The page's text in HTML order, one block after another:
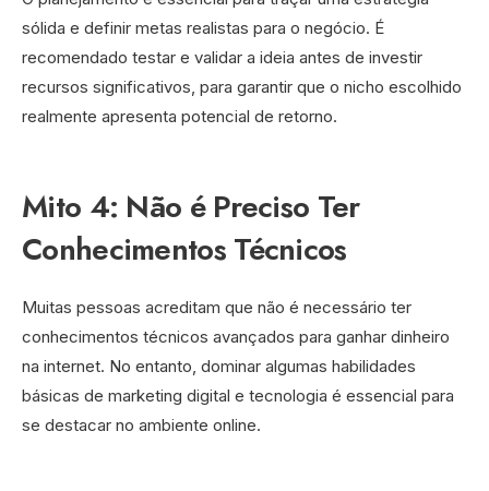
sólida e definir metas realistas para o negócio. É
recomendado testar e validar a ideia antes de investir
recursos significativos, para garantir que o nicho escolhido
realmente apresenta potencial de retorno.
Mito 4: Não é Preciso Ter
Conhecimentos Técnicos
Muitas pessoas acreditam que não é necessário ter
conhecimentos técnicos avançados para ganhar dinheiro
na internet. No entanto, dominar algumas habilidades
básicas de marketing digital e tecnologia é essencial para
se destacar no ambiente online.